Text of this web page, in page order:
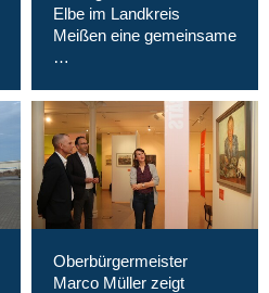
Elbe im Landkreis
Meißen eine gemeinsame
…
Oberbürgermeister
Marco Müller zeigt